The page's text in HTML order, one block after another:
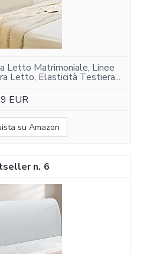
Letto Matrimoniale, Linee
Letto, Elasticità Testiera...
EUR
su Amazon
6